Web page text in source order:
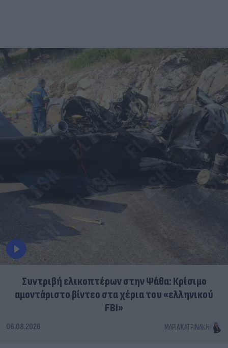
Συντριβή ελικοπτέρων στην Ψάθα: Κρίσιμο
αμοντάριστο βίντεο στα χέρια του «ελληνικού
FBI»
06.08.2026 ΜΑΡΊΑ ΚΑΤΡΙΝΆΚΗ